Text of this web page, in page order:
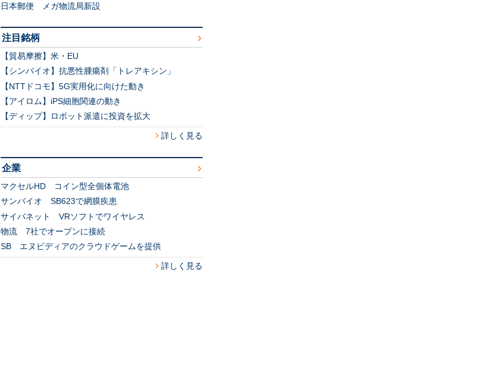
日本郵便 メガ物流局新設
注目銘柄
【貿易摩擦】米・EU
【シンバイオ】抗悪性腫瘍剤「トレアキシン」
【NTTドコモ】5G実用化に向けた動き
【アイロム】iPS細胞関連の動き
【ディップ】ロボット派遣に投資を拡大
詳しく見る
企業
マクセルHD コイン型全個体電池
サンバイオ SB623で網膜疾患
サイバネット VRソフトでワイヤレス
物流 7社でオープンに接続
SB エヌビディアのクラウドゲームを提供
詳しく見る